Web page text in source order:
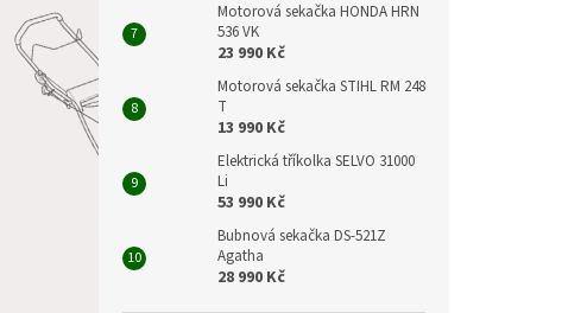
Motorová sekačka HONDA HRN
536 VK
23 990 Kč
Motorová sekačka STIHL RM 248
T
13 990 Kč
Elektrická tříkolka SELVO 31000
Li
53 990 Kč
Bubnová sekačka DS-521Z
Agatha
28 990 Kč